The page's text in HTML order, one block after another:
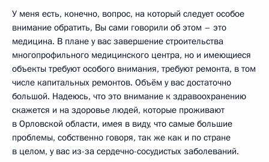
У меня есть, конечно, вопрос, на который следует особое
внимание обратить, Вы сами говорили об этом – это
медицина. В плане у вас завершение строительства
многопрофильного медицинского центра, но и имеющиеся
объекты требуют особого внимания, требуют ремонта, в том
числе капитальных ремонтов. Объём у вас достаточно
большой. Надеюсь, что это внимание к здравоохранению
скажется и на здоровье людей, которые проживают
в Орловской области, имея в виду, что самые большие
проблемы, собственно говоря, так же как и по стране
в целом, у вас из-за сердечно-сосудистых заболеваний.